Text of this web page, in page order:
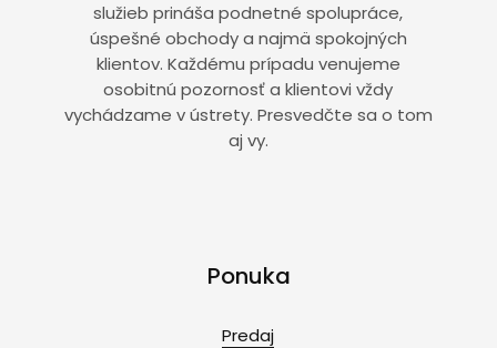
služieb prináša podnetné spolupráce,
úspešné obchody a najmä spokojných
klientov. Každému prípadu venujeme
osobitnú pozornosť a klientovi vždy
vychádzame v ústrety. Presvedčte sa o tom
aj vy.
Ponuka
Predaj